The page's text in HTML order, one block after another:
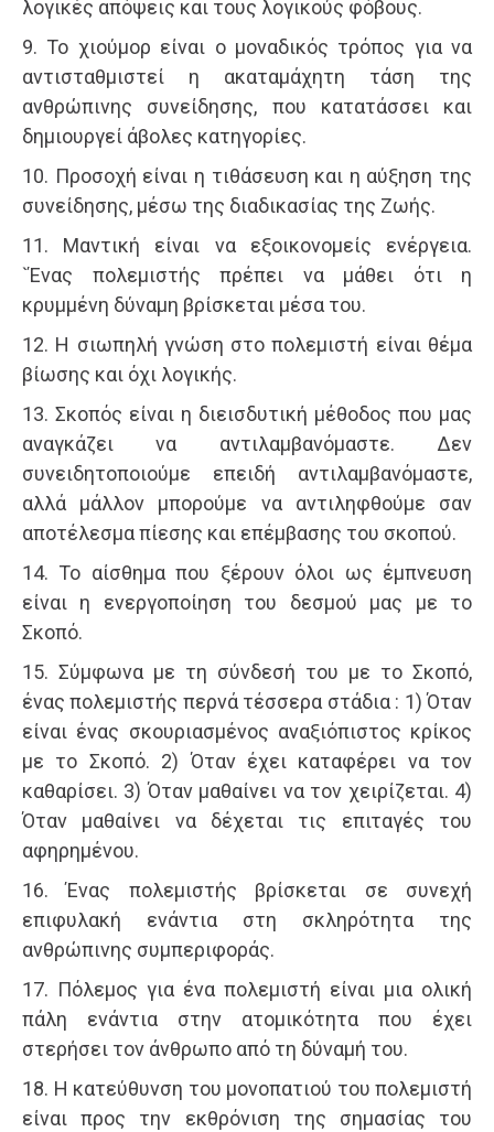
λογικές απόψεις και τους λογικούς φόβους.
9. Το χιούμορ είναι ο μοναδικός τρόπος για να
αντισταθμιστεί η ακαταμάχητη τάση της
ανθρώπινης συνείδησης, που κατατάσσει και
δημιουργεί άβολες κατηγορίες.
10. Προσοχή είναι η τιθάσευση και η αύξηση της
συνείδησης, μέσω της διαδικασίας της Ζωής.
11. Μαντική είναι να εξοικονομείς ενέργεια.
`Ένας πολεμιστής πρέπει να μάθει ότι η
κρυμμένη δύναμη βρίσκεται μέσα του.
12. Η σιωπηλή γνώση στο πολεμιστή είναι θέμα
βίωσης και όχι λογικής.
13. Σκοπός είναι η διεισδυτική μέθοδος που μας
αναγκάζει να αντιλαμβανόμαστε. Δεν
συνειδητοποιούμε επειδή αντιλαμβανόμαστε,
αλλά μάλλον μπορούμε να αντιληφθούμε σαν
αποτέλεσμα πίεσης και επέμβασης του σκοπού.
14. Το αίσθημα που ξέρουν όλοι ως έμπνευση
είναι η ενεργοποίηση του δεσμού μας με το
Σκοπό.
15. Σύμφωνα με τη σύνδεσή του με το Σκοπό,
ένας πολεμιστής περνά τέσσερα στάδια : 1) Όταν
είναι ένας σκουριασμένος αναξιόπιστος κρίκος
με το Σκοπό. 2) Όταν έχει καταφέρει να τον
καθαρίσει. 3) Όταν μαθαίνει να τον χειρίζεται. 4)
Όταν μαθαίνει να δέχεται τις επιταγές του
αφηρημένου.
16. Ένας πολεμιστής βρίσκεται σε συνεχή
επιφυλακή ενάντια στη σκληρότητα της
ανθρώπινης συμπεριφοράς.
17. Πόλεμος για ένα πολεμιστή είναι μια ολική
πάλη ενάντια στην ατομικότητα που έχει
στερήσει τον άνθρωπο από τη δύναμή του.
18. Η κατεύθυνση του μονοπατιού του πολεμιστή
είναι προς την εκθρόνιση της σημασίας του